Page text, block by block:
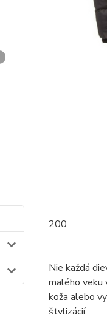
200
Nie každá
malého veku
koža alebo